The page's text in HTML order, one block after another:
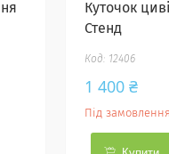
Куточок
Стенд
12406
1 400 ₴
Під замовлення